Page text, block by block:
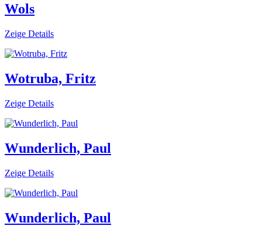
Wols
Zeige Details
Wotruba, Fritz
Zeige Details
Wunderlich, Paul
Zeige Details
Wunderlich, Paul